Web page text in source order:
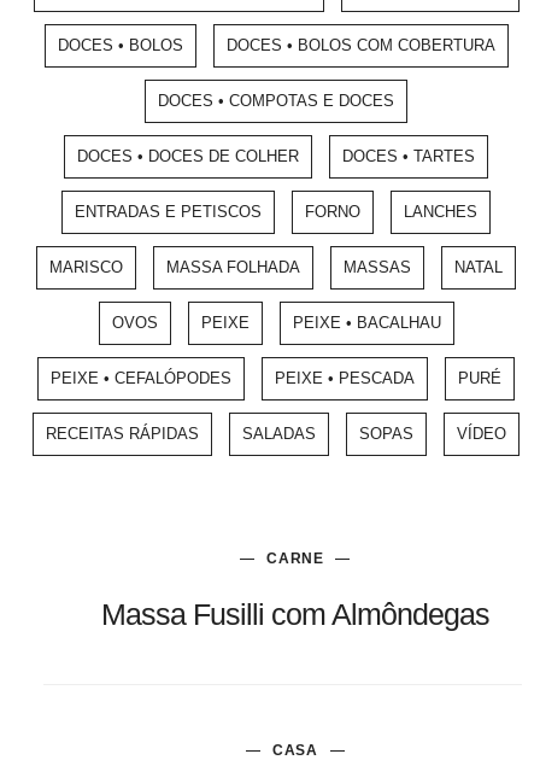
DOCES • BOLOS DOCES • BOLOS COM COBERTURA
DOCES • COMPOTAS E DOCES
DOCES • DOCES DE COLHER DOCES • TARTES
ENTRADAS E PETISCOS FORNO LANCHES
MARISCO MASSA FOLHADA MASSAS NATAL
OVOS PEIXE PEIXE • BACALHAU
PEIXE • CEFALÓPODES PEIXE • PESCADA PURÉ
RECEITAS RÁPIDAS SALADAS SOPAS VÍDEO
CARNE
Massa Fusilli com Almôndegas
CASA